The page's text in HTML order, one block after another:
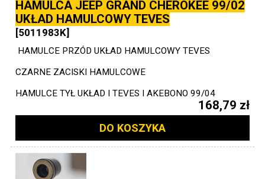
HAMULCA JEEP GRAND CHEROKEE 99/02
UKŁAD HAMULCOWY TEVES
[5011983K]
HAMULCE PRZÓD UKŁAD HAMULCOWY TEVES
CZARNE ZACISKI HAMULCOWE
HAMULCE TYŁ UKŁAD I TEVES I AKEBONO 99/04
168,79 zł
DO KOSZYKA